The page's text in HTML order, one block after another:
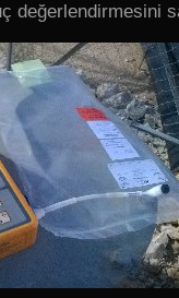
değerlendirmesini